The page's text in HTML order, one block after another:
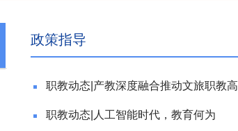
政策指导
职教动态|产教深度融合推动文旅职教
职教动态|人工智能时代，教育何为